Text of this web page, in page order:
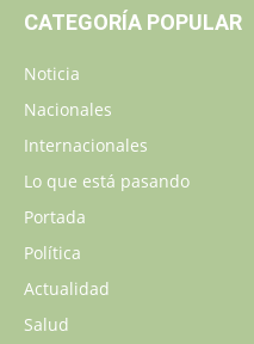
CATEGORÍA POPULAR
Noticia
Nacionales
Internacionales
Lo que está pasando
Portada
Política
Actualidad
Salud